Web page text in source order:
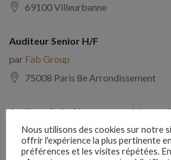
69100 Villeurbanne
Auditeur Senior H/F
par Fab Group
75008 Paris 8e Arrondissement
Auditeur(trice) interne
parComptabilite Emploi
39130 Châtillon
Nous utilisons des cookies sur notre
offrir l'expérience la plus pertinente
préférences et les visites répétées.